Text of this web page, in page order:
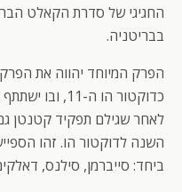
החגיגי של סדרת הקאלט
בבריטניה.
הפרק המיוחד יהווה את
כדוקטור הו ה-
השנה לדוקטור הו. זהו
ביחד: סייברמן, סילנס,